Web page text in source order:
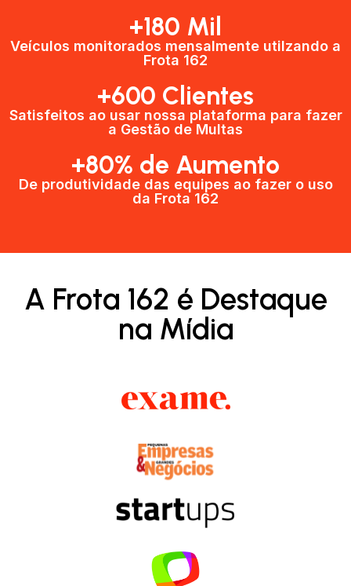
+180 Mil
Veículos monitorados mensalmente utilzando a
Frota 162
+600 Clientes​
Satisfeitos ao usar nossa plataforma para fazer
a Gestão de Multas​
+80% de Aumento
De produtividade das equipes ao fazer o uso
da Frota 162​
A Frota 162 é Destaque
na Mídia